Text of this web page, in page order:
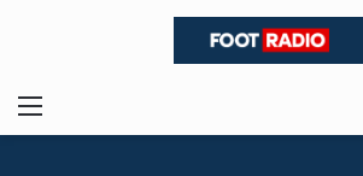
Menu